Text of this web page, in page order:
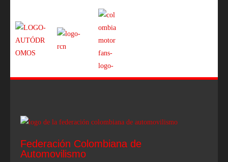
Federación Colombiana de
Automovilismo